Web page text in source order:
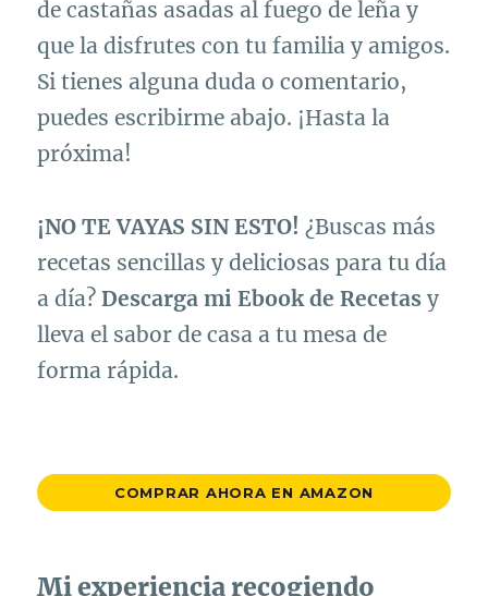
de castañas asadas al fuego de leña y
que la disfrutes con tu familia y amigos.
Si tienes alguna duda o comentario,
puedes escribirme abajo. ¡Hasta la
próxima!
¡NO TE VAYAS SIN ESTO! ¿Buscas más
recetas sencillas y deliciosas para tu día
a día?Descarga mi Ebook de Recetas y
lleva el sabor de casa a tu mesa de
forma rápida.
COMPRAR AHORA EN AMAZON
Mi experiencia recogiendo